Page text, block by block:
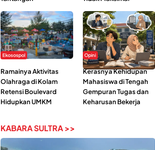
Ekosospol
Ramainya Aktivitas
Olahraga di Kolam
Retensi Boulevard
Hidupkan UMKM
Opini
Kerasnya Kehidupan
Mahasiswa di Tengah
Gempuran Tugas dan
Keharusan Bekerja
KABARA SULTRA >>